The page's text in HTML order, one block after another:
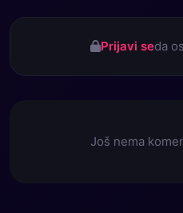
Prijavi seda
Još nema